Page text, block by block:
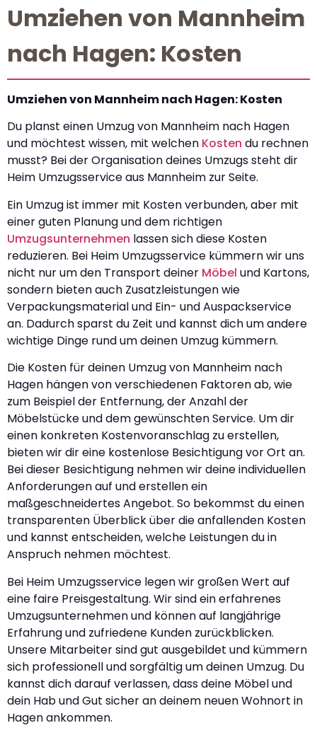
Umziehen von Mannheim
nach Hagen: Kosten
Umziehen von Mannheim nach Hagen: Kosten
Du planst einen Umzug von Mannheim nach Hagen
und möchtest wissen, mit welchen Kosten du rechnen
musst? Bei der Organisation deines Umzugs steht dir
Heim Umzugsservice aus Mannheim zur Seite.
Ein Umzug ist immer mit Kosten verbunden, aber mit
einer guten Planung und dem richtigen
Umzugsunternehmen lassen sich diese Kosten
reduzieren. Bei Heim Umzugsservice kümmern wir uns
nicht nur um den Transport deiner Möbel und Kartons,
sondern bieten auch Zusatzleistungen wie
Verpackungsmaterial und Ein- und Auspackservice
an. Dadurch sparst du Zeit und kannst dich um andere
wichtige Dinge rund um deinen Umzug kümmern.
Die Kosten für deinen Umzug von Mannheim nach
Hagen hängen von verschiedenen Faktoren ab, wie
zum Beispiel der Entfernung, der Anzahl der
Möbelstücke und dem gewünschten Service. Um dir
einen konkreten Kostenvoranschlag zu erstellen,
bieten wir dir eine kostenlose Besichtigung vor Ort an.
Bei dieser Besichtigung nehmen wir deine individuellen
Anforderungen auf und erstellen ein
maßgeschneidertes Angebot. So bekommst du einen
transparenten Überblick über die anfallenden Kosten
und kannst entscheiden, welche Leistungen du in
Anspruch nehmen möchtest.
Bei Heim Umzugsservice legen wir großen Wert auf
eine faire Preisgestaltung. Wir sind ein erfahrenes
Umzugsunternehmen und können auf langjährige
Erfahrung und zufriedene Kunden zurückblicken.
Unsere Mitarbeiter sind gut ausgebildet und kümmern
sich professionell und sorgfältig um deinen Umzug. Du
kannst dich darauf verlassen, dass deine Möbel und
dein Hab und Gut sicher an deinem neuen Wohnort in
Hagen ankommen.